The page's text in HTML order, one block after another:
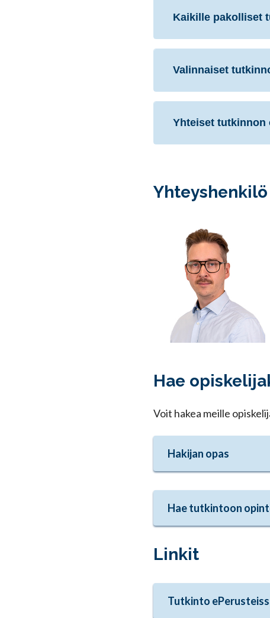
Kaikille pakolliset
Valinnaiset
Yhteiset tutkinnon
Hae
Voit hakea meille
Hakijan opas
Hae tutkintoon
Linkit
Tutkinto